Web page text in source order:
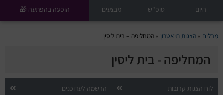
מבלים קלאב
הופעות היום
סטנדאפ
הצגות ילדים
היום סופ"ש מבצעים הופעה בהפתעה 🎁
מבלים »הצגות תיאטרון »המחליפה – בית ליסין
המחליפה - בית ליסין
לוח הצגות קרובות הרשמה לעדוכנים